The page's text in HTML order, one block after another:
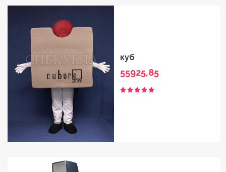
куб
55925,85